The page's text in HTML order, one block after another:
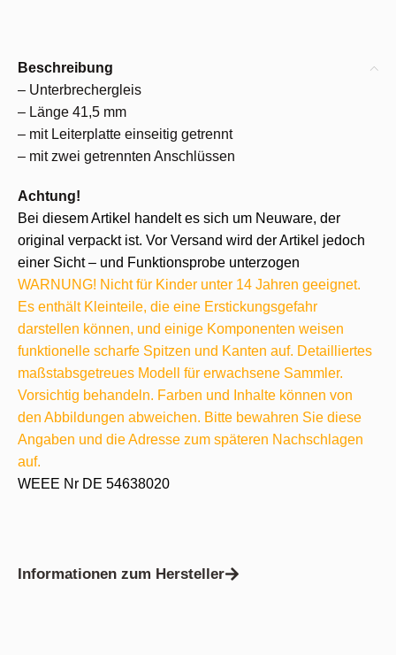
Beschreibung
– Unterbrechergleis
– Länge 41,5 mm
– mit Leiterplatte einseitig getrennt
– mit zwei getrennten Anschlüssen
Achtung!
Bei diesem Artikel handelt es sich um Neuware, der
original verpackt ist. Vor Versand wird der Artikel jedoch
einer Sicht – und Funktionsprobe unterzogen
WARNUNG! Nicht für Kinder unter 14 Jahren geeignet.
Es enthält Kleinteile, die eine Erstickungsgefahr
darstellen können, und einige Komponenten weisen
funktionelle scharfe Spitzen und Kanten auf. Detailliertes
maßstabsgetreues Modell für erwachsene Sammler.
Vorsichtig behandeln. Farben und Inhalte können von
den Abbildungen abweichen. Bitte bewahren Sie diese
Angaben und die Adresse zum späteren Nachschlagen
auf.
WEEE Nr DE 54638020
Informationen zum Hersteller